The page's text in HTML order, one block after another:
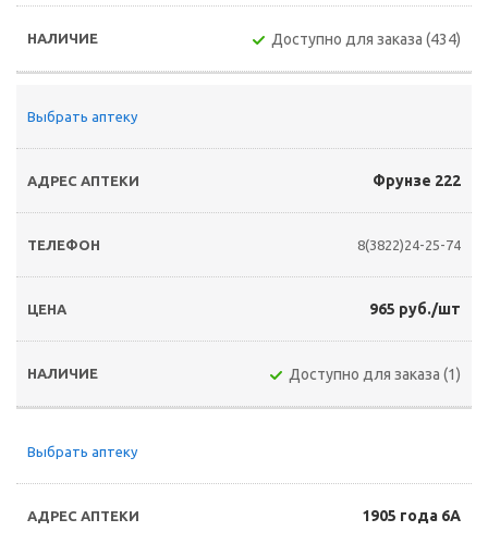
Доступно для заказа (434)
Выбрать аптеку
Фрунзе 222
8(3822)24-25-74
965 руб./шт
Доступно для заказа (1)
Выбрать аптеку
1905 года 6А